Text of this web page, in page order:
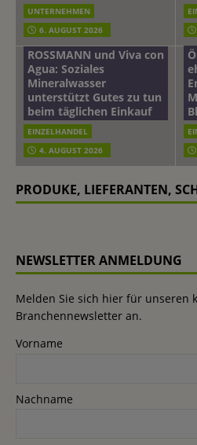
UNTERNEHMEN
6. AUGUST 2026
ROSSMANN und Viva con
Agua: Soziales
Mineralwasser
unterstützt Gutes zu tun
beim täglichen Einkauf
EINZELHANDEL
4. AUGUST 2026
PRODUKE, LIEFERANTEN,
NEWSLETTER ANMELDUNG
Melden Sie sich hier für unseren
Branchennewsletter an.
Vorname
Nachname